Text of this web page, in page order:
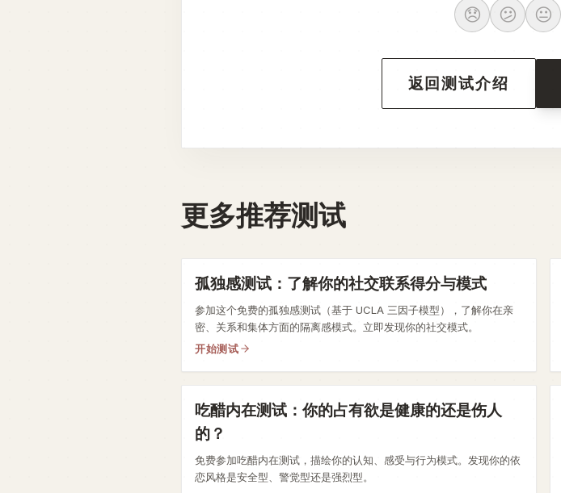
😞 😕 😐
返回测试介绍
更多推荐测试
孤独感测试：了解你的社交联系得分与模式
参加这个免费的孤独感测试（基于 UCLA 三因子模型），了解你在亲
密、关系和集体方面的隔离感模式。立即发现你的社交模式。
开始测试
吃醋内在测试：你的占有欲是健康的还是伤人
的？
免费参加吃醋内在测试，描绘你的认知、感受与行为模式。发现你的依
恋风格是安全型、警觉型还是强烈型。